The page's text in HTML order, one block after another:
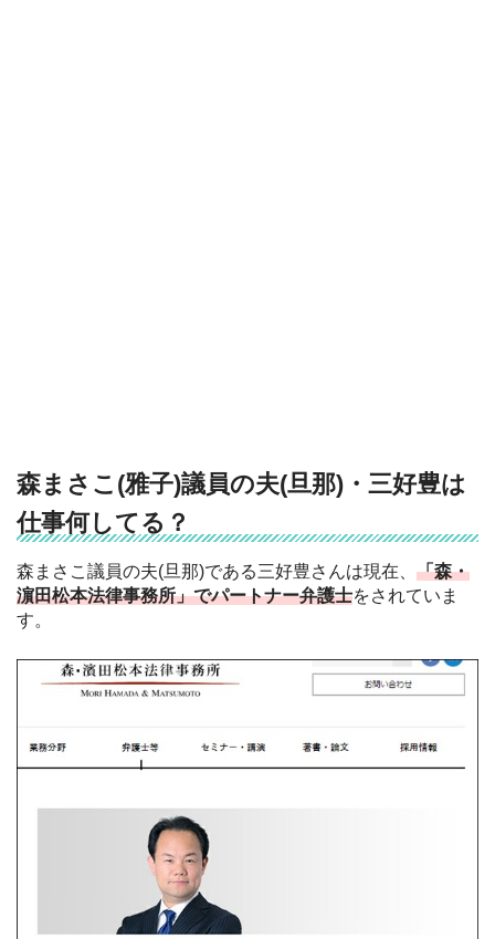
森まさこ(雅子)議員の夫(旦那)・三好豊は
仕事何してる？
森まさこ議員の夫(旦那)である三好豊さんは現在、 「森・
濵田松本法律事務所」でパートナー弁護士をされていま
す。